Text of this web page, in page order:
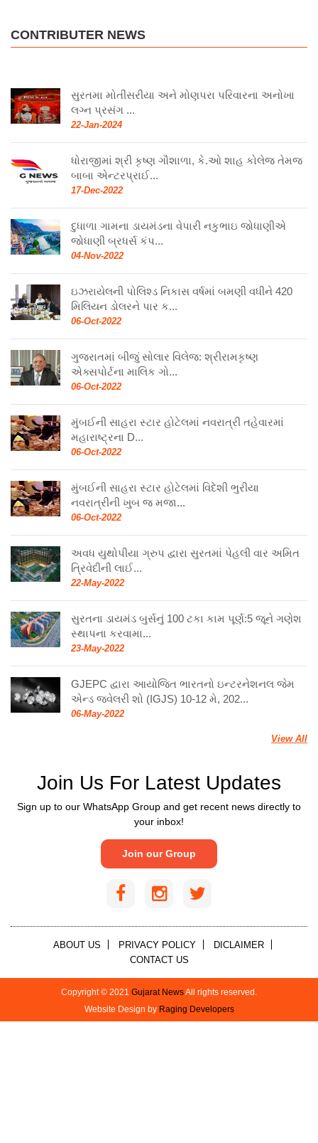
CONTRIBUTER NEWS
સુરતમા મોતીસરીયા અને મોણપરા પરિવારના અનોખા
લગ્ન પ્રસંગ ...
22-Jan-2024
ધોરાજીમાં શ્રી કૃષ્ણ ગૌશાળા, કે.ઓ શાહ કોલેજ તેમજ
બાબા એન્ટરપ્રાઈ...
17-Dec-2022
દુધાળા ગામના ડાયમંડના વેપારી નકુભાઇ જોધાણીએ
જોધાણી બ્રધર્સ કંપ...
04-Nov-2022
ઇઝરાયેલની પોલિશ્ડ નિકાસ વર્ષમાં બમણી વધીને 420
મિલિયન ડોલરને પાર ક...
06-Oct-2022
ગુજરાતમાં બીજું સોલાર વિલેજ: શ્રીરામકૃષ્ણ
એક્સપોર્ટના માલિક ગો...
06-Oct-2022
મુંબઈની સાહરા સ્ટાર હોટેલમાં નવરાત્રી તહેવારમાં
મહારાષ્ટ્રના D...
06-Oct-2022
મુંબઈની સાહરા સ્ટાર હોટેલમાં વિદેશી ભુરીયા
નવરાત્રીની ખુબ જ મજા...
06-Oct-2022
અવધ યુથોપીયા ગ્રુપ દ્વારા સુરતમાં પેહલી વાર અમિત
ત્રિવેદીની લાઈ...
22-May-2022
સુરતના ડાયમંડ બુર્સનું 100 ટકા કામ પૂર્ણ:5 જૂને ગણેશ
સ્થાપના કરવામા...
23-May-2022
GJEPC દ્વારા આયોજિત ભારતનો ઇન્ટરનેશનલ જેમ
એન્ડ જ્વેલરી શો (IGJS) 10-12 મે, 202...
06-May-2022
View All
Join Us For Latest Updates
Sign up to our WhatsApp Group and get recent news directly to
your inbox!
Join our Group
ABOUT US PRIVACY POLICY
DICLAIMER
CONTACT US
Copyright © 2021 Gujarat NewsAll rights reserved.
Website Design by Raging Developers